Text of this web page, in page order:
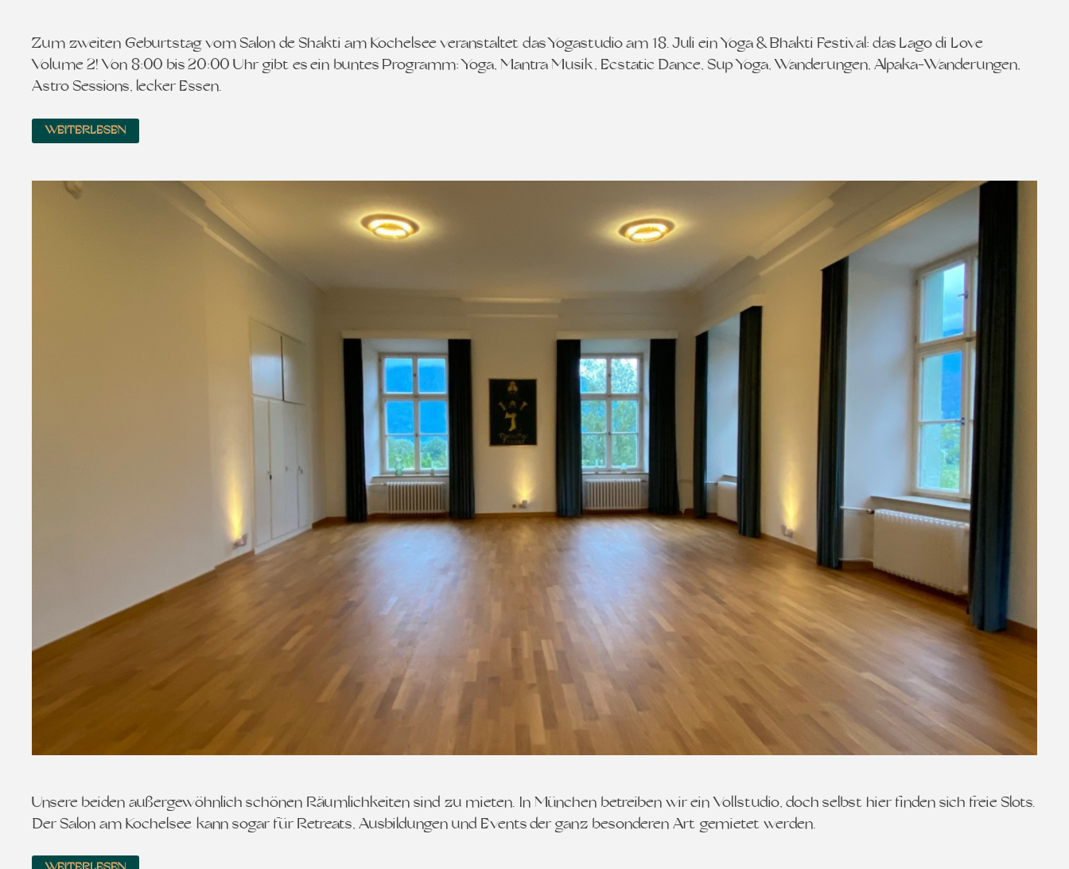
Zum zweiten Geburtstag vom Salon de Shakti am Kochelsee veranstaltet das Yogastudio am 18. Juli ein Yoga & Bhakti Festival: das Lago di Love
Volume 2! Von 8:00 bis 20:00 Uhr gibt es ein buntes Programm: Yoga, Mantra Musik, Ecstatic Dance, Sup Yoga, Wanderungen, Alpaka-Wanderungen,
Astro Sessions, lecker Essen…
WEITERLESEN
Unsere beiden außergewöhnlich schönen Räumlichkeiten sind zu mieten. In München betreiben wir ein Vollstudio, doch selbst hier finden sich freie Slots.
Der Salon am Kochelsee kann sogar für Retreats, Ausbildungen und Events der ganz besonderen Art gemietet werden…